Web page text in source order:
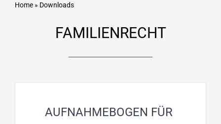
Home» Downloads
FAMILIENRECHT
AUFNAHMEBOGEN FÜR